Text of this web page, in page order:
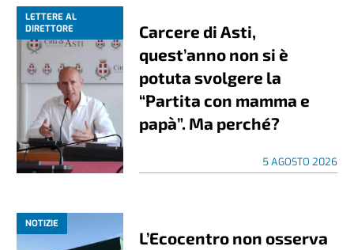
LETTERE AL
DIRETTORE
Carcere di Asti,
quest’anno non si è
potuta svolgere la
“Partita con mamma e
papà”. Ma perché?
5 AGOSTO 2026
NOTIZIE
L’Ecocentro non osserva